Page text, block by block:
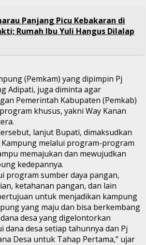
Panjang Picu Kebakaran di
Rumah Ibu Yuli Hangus Dilalap
(Pemkam) yang dipimpin Pj
Adipati, juga diminta agar
Pemerintah Kabupaten (Pemkab)
khusus, yakni Way Kanan
lanjut Bupati, dimaksudkan
melalui program-program
memajukan dan mewujudkan
kedepannya.
program sumber daya pangan,
ketahanan pangan, dan lain
untuk menjadikan kampung
yang maju dan bisa berkembang
desa yang digelontorkan
dana desa setiap tahunnya dan Pj
Desa untuk Tahap Pertama,” ujar